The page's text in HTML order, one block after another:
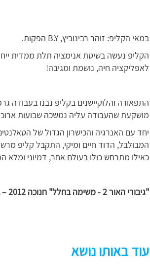
במאי הקליפ: זוהר רבינוביץ, B.Y הפקות.
הקליפ נעשה בשיטת אנימציה תלת ממדית
לאפליקציה חיה, נושמת ומגיבה!
התפאורה והלוקיישנים בקליפ נבנו בעבודה
מושקעת שהעבודה עליה נמשכה שבועות
יחד עם האנרגיה והכישרון הגדול של
המבולבל, הדוד חיים ומיקי, התקבל קליפ
כאילו מתרחש כולו בעולם אחר, דמיוני ומלא
"גיבורי האור 2 - משימה בחלל" חנוכה 2012 – בכל רחבי הארץ!!!
עוד באותו נושא